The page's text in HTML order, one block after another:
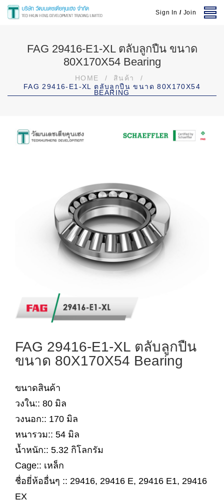
Sign In / Join
FAG 29416-E1-XL ตลับลูกปืน ขนาด
80X170X54 Bearing
HOME / สินค้า
/
FAG 29416-E1-XL ตลับลูกปืน ขนาด 80X170X54
BEARING
FAG 29416-E1-XL ตลับลูกปืน
ขนาด 80X170X54 Bearing
ขนาดสินค้า
วงใน:: 80 มิล
วงนอก:: 170 มิล
หนารวม:: 54 มิล
น้ำหนัก:: 5.32 กิโลกรัม
Cage:: เหล็ก
ชื่อยี่ห้ออื่นๆ :: 29416, 29416 E, 29416 E1, 29416
EX